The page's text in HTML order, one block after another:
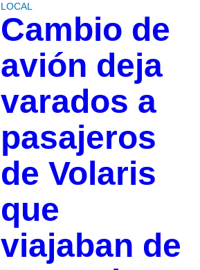
LOCAL
Cambio de
avión deja
varados a
pasajeros
de Volaris
que
viajaban de